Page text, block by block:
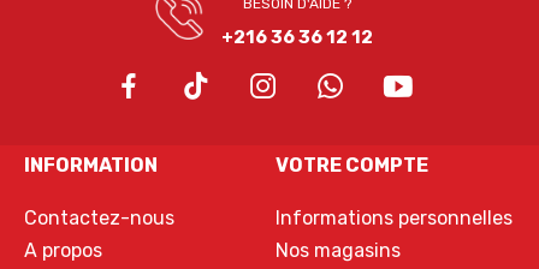
BESOIN D'AIDE ?
+216 36 36 12 12
INFORMATION
Contactez-nous
A propos
VOTRE COMPTE
Informations personnelles
Nos magasins